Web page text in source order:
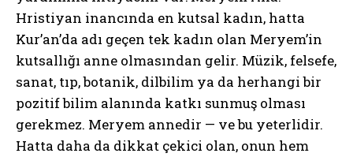
Hristiyan inancında en kutsal kadın, hatta
Kur’an’da adı geçen tek kadın olan Meryem’in
kutsallığı anne olmasından gelir. Müzik, felsefe,
sanat, tıp, botanik, dilbilim ya da herhangi bir
pozitif bilim alanında katkı sunmuş olması
gerekmez. Meryem annedir — ve bu yeterlidir.
Hatta daha da dikkat çekici olan, onun hem